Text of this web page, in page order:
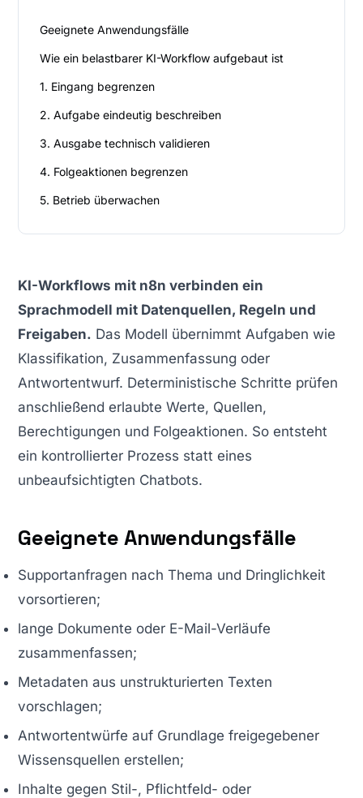
Geeignete Anwendungsfälle
Wie ein belastbarer KI-Workflow aufgebaut ist
1. Eingang begrenzen
2. Aufgabe eindeutig beschreiben
3. Ausgabe technisch validieren
4. Folgeaktionen begrenzen
5. Betrieb überwachen
KI-Workflows mit n8n verbinden ein
Sprachmodell mit Datenquellen, Regeln und
Freigaben. Das Modell übernimmt Aufgaben wie
Klassifikation, Zusammenfassung oder
Antwortentwurf. Deterministische Schritte prüfen
anschließend erlaubte Werte, Quellen,
Berechtigungen und Folgeaktionen. So entsteht
ein kontrollierter Prozess statt eines
unbeaufsichtigten Chatbots.
Geeignete Anwendungsfälle
Supportanfragen nach Thema und Dringlichkeit
vorsortieren;
lange Dokumente oder E-Mail-Verläufe
zusammenfassen;
Metadaten aus unstrukturierten Texten
vorschlagen;
Antwortentwürfe auf Grundlage freigegebener
Wissensquellen erstellen;
Inhalte gegen Stil-, Pflichtfeld- oder